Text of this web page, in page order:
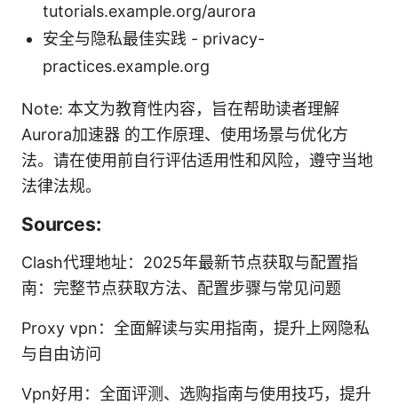
tutorials.example.org/aurora
安全与隐私最佳实践 - privacy-
practices.example.org
Note: 本文为教育性内容，旨在帮助读者理解
Aurora加速器 的工作原理、使用场景与优化方
法。请在使用前自行评估适用性和风险，遵守当地
法律法规。
Sources:
Clash代理地址：2025年最新节点获取与配置指
南：完整节点获取方法、配置步骤与常见问题
Proxy vpn：全面解读与实用指南，提升上网隐私
与自由访问
Vpn好用：全面评测、选购指南与使用技巧，提升